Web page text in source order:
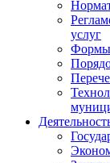
услуг
Формы